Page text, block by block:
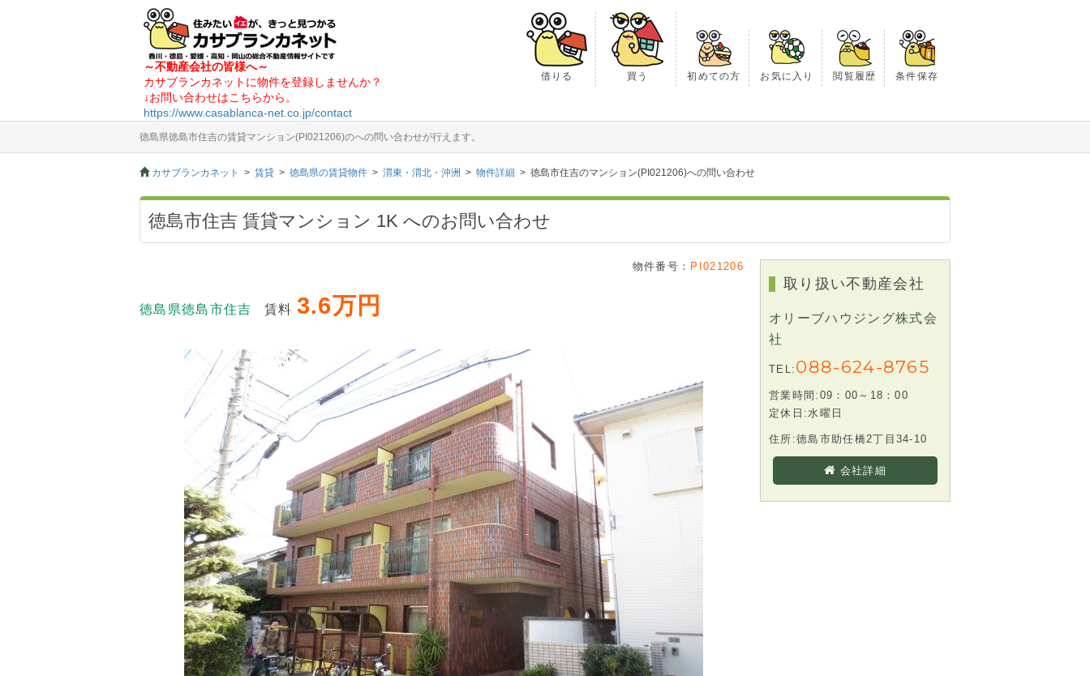
～不動産会社の皆様へ～
カサブランカネットに物件を登録しませんか？
↓お問い合わせはこちらから。
https://www.casablanca-net.co.jp/contact
借りる 買う 初めての方 お気に入り 閲覧履歴 条件保存
徳島県徳島市住吉の賃貸マンション(PI021206)のへの問い合わせが行えます。
カサブランカネット 賃貸 徳島県の賃貸物件 渭東・渭北・沖洲 物件詳細 徳島市住吉のマンション(PI021206)への問い合わせ
徳島市住吉 賃貸マンション 1K へのお問い合わせ
物件番号： PI021206
徳島県徳島市住吉 賃料 3.6万円
取り扱い不動産会社
オリーブハウジング株式会
社
TEL: 088-624-8765
営業時間:09：00～18：00
定休日:水曜日
住所:徳島市助任橋2丁目34-10
会社詳細